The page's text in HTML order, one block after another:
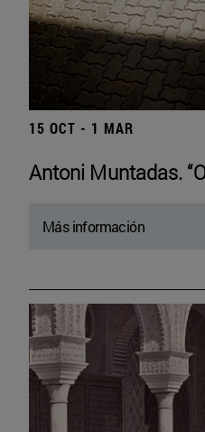
15 OCT - 1 MAR
Antoni Muntadas.
Más información